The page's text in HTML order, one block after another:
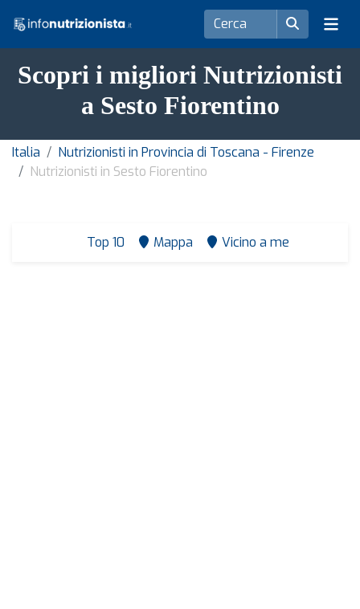
Scopri i migliori Nutrizionisti
a Sesto Fiorentino
Italia
Nutrizionisti in Provincia di Toscana - Firenze
Nutrizionisti in Sesto Fiorentino
Top 10 Mappa Vicino a me